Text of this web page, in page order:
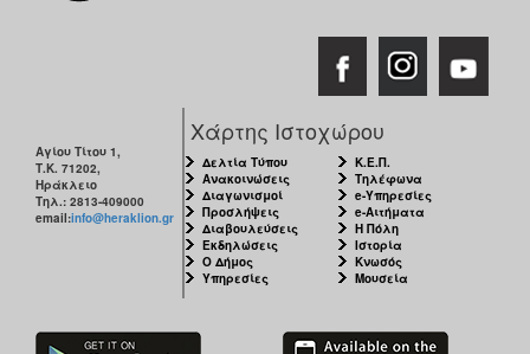
Αγίου Τίτου 1,
Τ.Κ. 71202,
Ηράκλειο
Τηλ.: 2813-409000
email:info@heraklion.gr
Χάρτης Ιστοχώρου
Δελτία Τύπου
Ανακοινώσεις
Διαγωνισμοί
Προσλήψεις
Διαβουλεύσεις
Εκδηλώσεις
Ο Δήμος
Υπηρεσίες
Κ.Ε.Π.
Τηλέφωνα
e-Υπηρεσίες
e-Αιτήματα
Η Πόλη
Ιστορία
Κνωσός
Μουσεία